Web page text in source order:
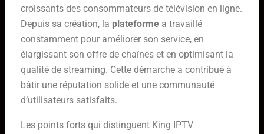
croissants des consommateurs de télévision en ligne.
Depuis sa création, la plateformea travaillé
constamment pour améliorer son service, en
élargissant son offre de chaînes et en optimisant la
qualité de streaming. Cette démarche a contribué à
bâtir une réputation solide et une communauté
d’utilisateurs satisfaits.
Les points forts qui distinguent King IPTV